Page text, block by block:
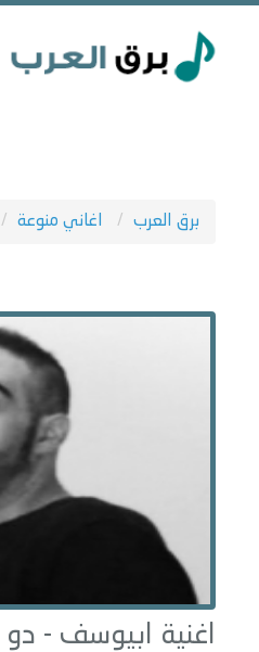
برق العرب اغاني منوعة
اغنية ابيوسف - دو